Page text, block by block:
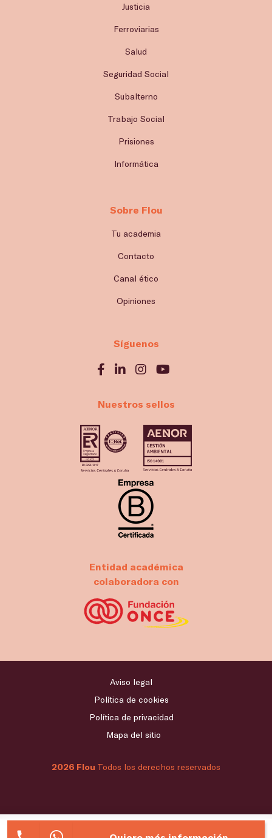
Justicia
Ferroviarias
Salud
Seguridad Social
Subalterno
Trabajo Social
Prisiones
Informática
Sobre Flou
Tu academia
Contacto
Canal ético
Opiniones
Síguenos
Nuestros sellos
Entidad académica
colaboradora con
2026 Flou Todos los derechos reservados
Aviso legal
Política de cookies
Política de privacidad
Mapa del sitio